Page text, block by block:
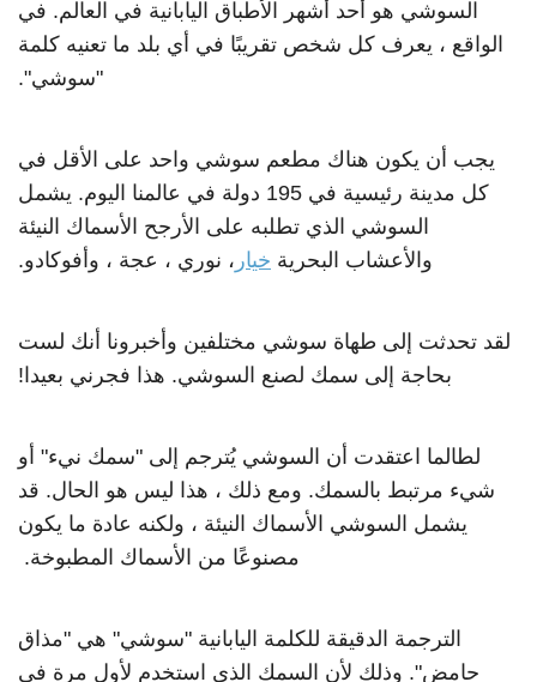
السوشي هو أحد أشهر الأطباق اليابانية في العالم. في
الواقع ، يعرف كل شخص تقريبًا في أي بلد ما تعنيه كلمة
"سوشي".
يجب أن يكون هناك مطعم سوشي واحد على الأقل في
كل مدينة رئيسية في 195 دولة في عالمنا اليوم. يشمل
السوشي الذي تطلبه على الأرجح الأسماك النيئة
والأعشاب البحرية خيار ، نوري ، عجة ، وأفوكادو.
لقد تحدثت إلى طهاة سوشي مختلفين وأخبرونا أنك لست
بحاجة إلى سمك لصنع السوشي. هذا فجرني بعيدا!
لطالما اعتقدت أن السوشي يُترجم إلى "سمك نيء" أو
شيء مرتبط بالسمك. ومع ذلك ، هذا ليس هو الحال. قد
يشمل السوشي الأسماك النيئة ، ولكنه عادة ما يكون
مصنوعًا من الأسماك المطبوخة.
الترجمة الدقيقة للكلمة اليابانية "سوشي" هي "مذاق
حامض". وذلك لأن السمك الذي استخدم لأول مرة في